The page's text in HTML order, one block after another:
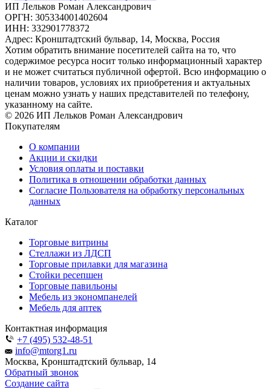
ИП Лельков Роман Александрович
ОРГН: 305334001402604
ИНН: 332901778372
Адрес: Кронштадтский бульвар, 14, Москва, Россия
Хотим обратить внимание посетителей сайта на то, что
содержимое ресурса носит только информационный характер
и не может считаться публичной офертой. Всю информацию о
наличии товаров, условиях их приобретения и актуальных
ценам можно узнать у наших представителей по телефону,
указанному на сайте.
© 2026 ИП Лельков Роман Александрович
Покупателям
О компании
Акции и скидки
Условия оплаты и поставки
Политика в отношении обработки данных
Согласие Пользователя на обработку персональных
данных
Каталог
Торговые витрины
Стеллажи из ЛДСП
Торговые прилавки для магазина
Стойки ресепшен
Торговые павильоны
Мебель из экономпанелей
Мебель для аптек
Контактная информация
+7 (495) 532-48-51
info@mtorg1.ru
Москва, Кронштадтский бульвар, 14
Обратный звонок
Создание сайта